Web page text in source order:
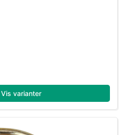
Vis varianter